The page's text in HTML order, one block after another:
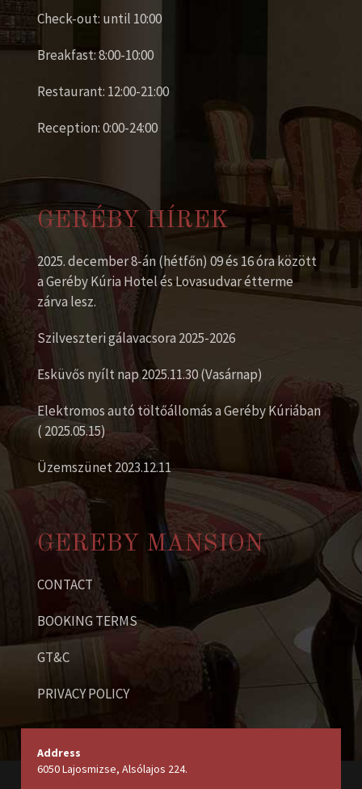
Check-out: until 10:00
Breakfast: 8:00-10:00
Restaurant: 12:00-21:00
Reception: 0:00-24:00
GERÉBY HÍREK
2025. december 8-án (hétfőn) 09 és 16 óra között
a Geréby Kúria Hotel és Lovasudvar étterme
zárva lesz.
Szilveszteri gálavacsora 2025-2026
Esküvős nyílt nap 2025.11.30 (Vasárnap)
Elektromos autó töltőállomás a Geréby Kúriában
( 2025.05.15)
Üzemszünet 2023.12.11
GEREBY MANSION
CONTACT
BOOKING TERMS
GT&C
PRIVACY POLICY
Address
6050 Lajosmizse, Alsólajos 224.